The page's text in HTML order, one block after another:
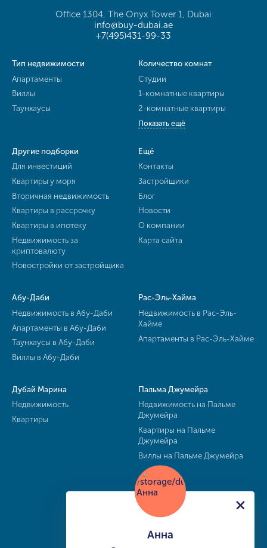
Office 1304, The Onyx Tower 1, Dubai
info@buy-dubai.ae
+7(495)431-99-33
Тип недвижимости
Апартаменты
Виллы
Таунхаусы
Количество комнат
Студии
1-комнатные квартиры
2-комнатные квартиры
Показать ещё
Другие подборки
Для инвестиций
Квартиры у моря
Вторичная недвижимость
Квартиры в рассрочку
Квартиры в ипотеку
Недвижимость за
криптовалюту
Новостройки от застройщика
Ещё
Контакты
Застройщики
Блог
Новости
О компании
Карта сайта
Абу-Даби
Недвижимость в Абу-Даби
Апартаменты в Абу-Даби
Таунхаусы в Абу-Даби
Виллы в Абу-Даби
Рас-Эль-Хайма
Недвижимость в Рас-Эль-
Хайме
Апартаменты в Рас-Эль-Хайме
Дубай Марина
Недвижимость
Квартиры
Пальма Джумейра
Недвижимость на Пальме
Джумейра
Квартиры на Пальме
Джумейра
Виллы на Пальме Джумейра
Анна